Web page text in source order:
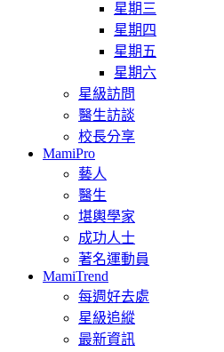
星期三
星期四
星期五
星期六
星級訪問
醫生訪談
校長分享
MamiPro
藝人
醫生
堪輿學家
成功人士
著名運動員
MamiTrend
每週好去處
星級追縱
最新資訊